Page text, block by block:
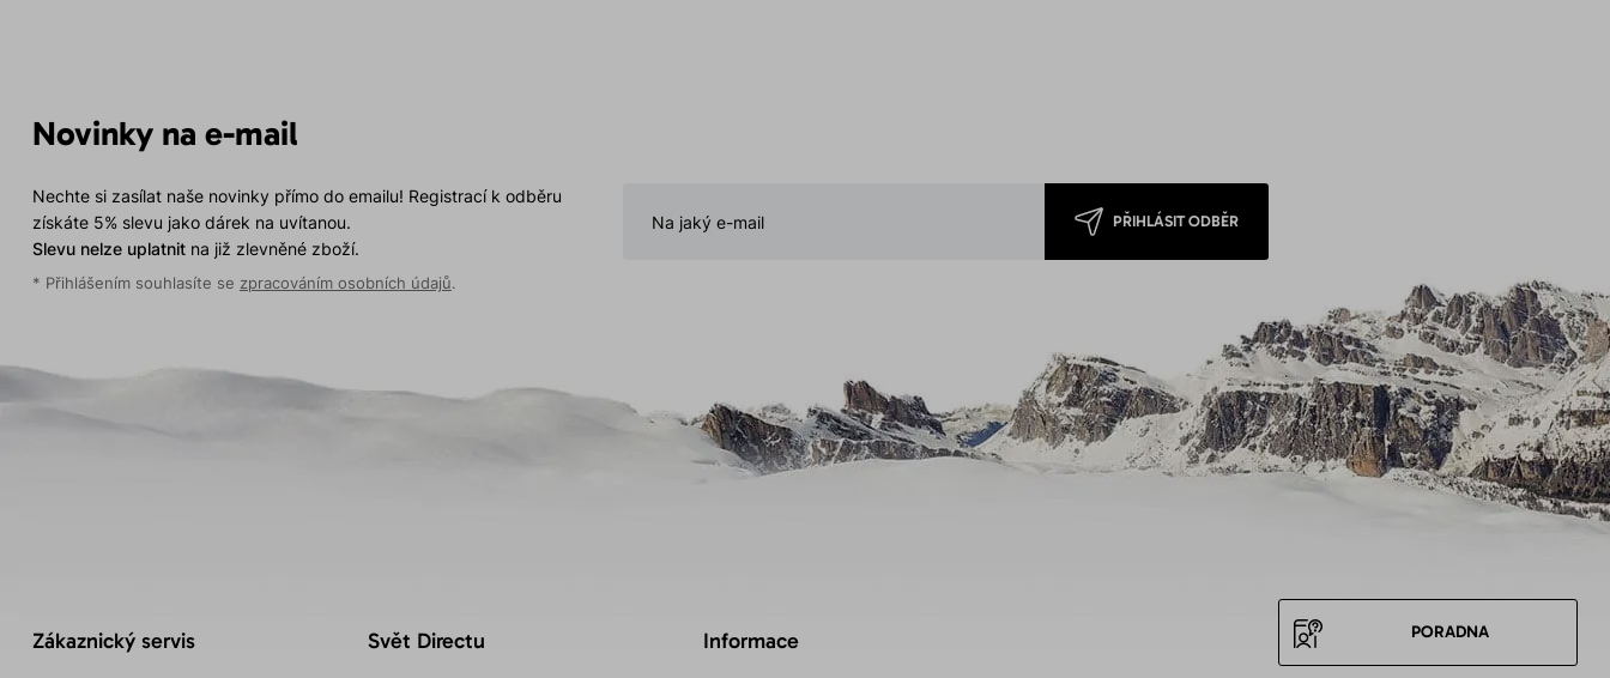
Novinky na e-mail
Nechte si zasílat naše novinky přímo do emailu! Registrací k odběru
získáte 5% slevu jako dárek na uvítanou.
Slevu nelze uplatnitna již zlevněné zboží.
* Přihlášením souhlasíte se zpracováním osobních údajů.
PŘIHLÁSIT ODBĚR
Zákaznický servis Svět Directu Informace PORADNA